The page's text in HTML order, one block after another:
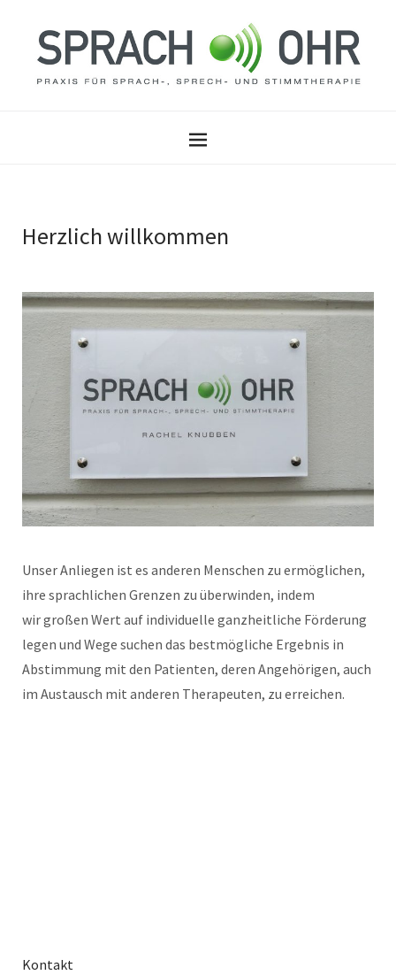
Herzlich willkommen
Unser Anliegen ist es anderen Menschen zu ermöglichen,
ihre sprachlichen Grenzen zu überwinden, indem
wir großen Wert auf individuelle ganzheitliche Förderung
legen und Wege suchen das bestmögliche Ergebnis in
Abstimmung mit den Patienten, deren Angehörigen, auch
im Austausch mit anderen Therapeuten, zu erreichen.
Kontakt